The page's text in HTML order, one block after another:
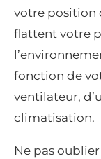
votre position
flattent votre
fonction de
ventilateur,
climatisation.
Ne pas